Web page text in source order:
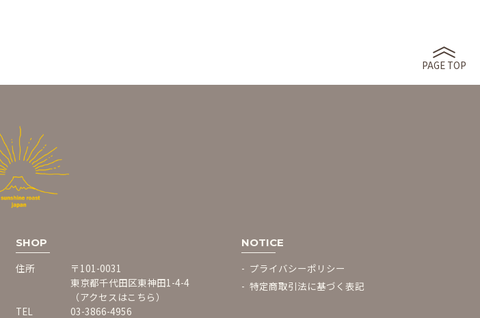
PAGE TOP
SHOP
住所
〒101-0031
東京都千代田区東神田1-4-4
（アクセスはこちら）
TEL
03-3866-4956
NOTICE
プライバシーポリシー
特定商取引法に基づく表記